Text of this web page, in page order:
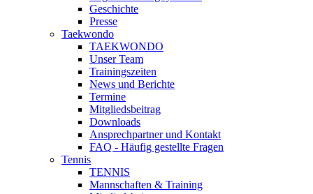
Geschichte
Presse
Taekwondo
TAEKWONDO
Unser Team
Trainingszeiten
News und Berichte
Termine
Mitgliedsbeitrag
Downloads
Ansprechpartner und Kontakt
FAQ - Häufig gestellte Fragen
Tennis
TENNIS
Mannschaften & Training